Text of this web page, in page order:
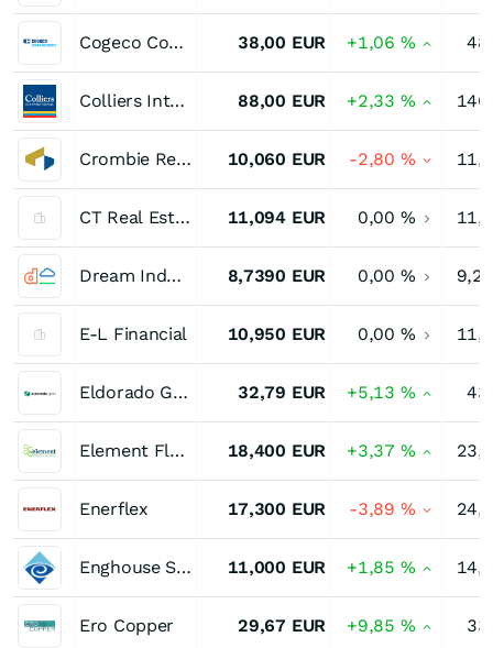
Cogeco Communications 38,00 EUR +1,06 %
Colliers International Group 88,00 EUR +2,33 %
Crombie Real Estate Investment Trust Trust Units 10,060 EUR -2,80 %
CT Real Estate Investment Trust Trust Units 11,094 EUR 0,00 %
Dream Industrial Real Estate Investment Trust Trust Units 8,7390 EUR 0,00 %
E-L Financial 10,950 EUR 0,00 %
Eldorado Gold 32,79 EUR +5,13 %
Element Fleet Management 18,400 EUR +3,37 %
Enerflex 17,300 EUR -3,89 %
Enghouse Systems 11,000 EUR +1,85 %
Ero Copper 29,67 EUR +9,85 %